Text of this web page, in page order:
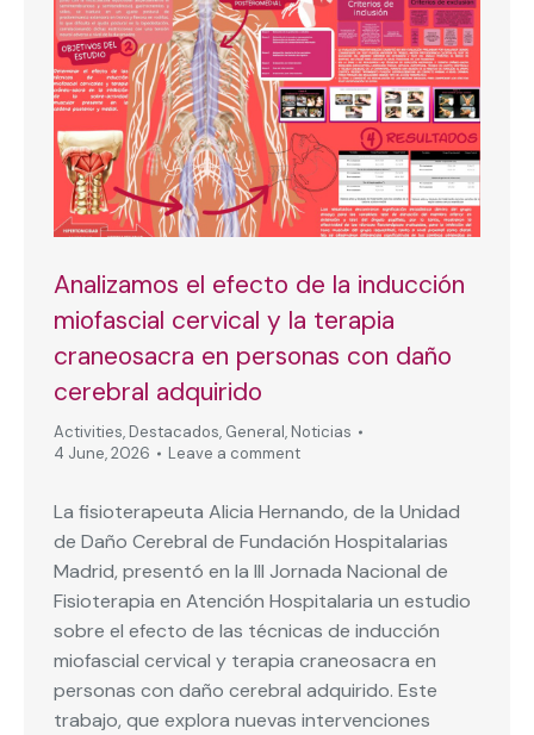
Analizamos el efecto de la inducción
miofascial cervical y la terapia
craneosacra en personas con daño
cerebral adquirido
Activities, Destacados, General, Noticias
4 June, 2026
Leave a comment
La fisioterapeuta Alicia Hernando, de la Unidad
de Daño Cerebral de Fundación Hospitalarias
Madrid, presentó en la III Jornada Nacional de
Fisioterapia en Atención Hospitalaria un estudio
sobre el efecto de las técnicas de inducción
miofascial cervical y terapia craneosacra en
personas con daño cerebral adquirido. Este
trabajo, que explora nuevas intervenciones